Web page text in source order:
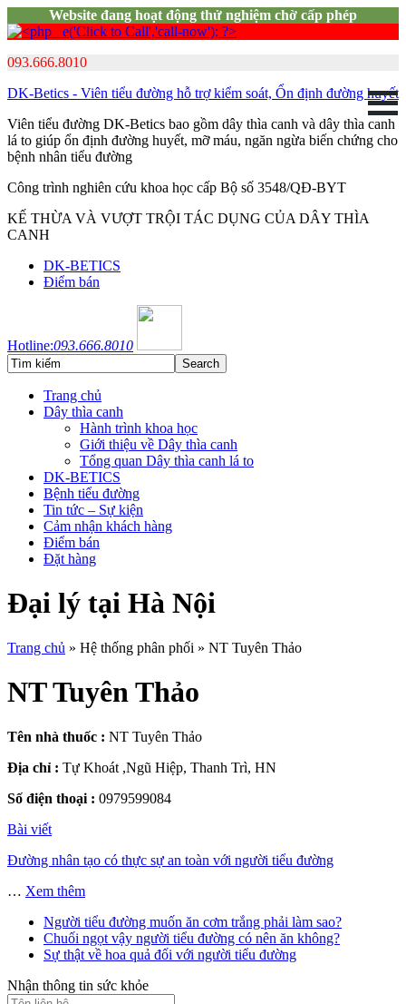
Website đang hoạt động thử nghiệm chờ cấp phép
093.666.8010
DK-Betics - Viên tiểu đường hỗ trợ kiểm soát, Ổn định đường huyết
Viên tiểu đường DK-Betics bao gồm dây thìa canh và dây thìa canh
lá to giúp ổn định đường huyết, mỡ máu, ngăn ngừa biến chứng cho
bệnh nhân tiểu đường
Công trình nghiên cứu khoa học cấp Bộ số 3548/QĐ-BYT
KẾ THỪA VÀ VƯỢT TRỘI TÁC DỤNG CỦA DÂY THÌA
CANH
DK-BETICS
Điểm bán
Hotline:093.666.8010
Trang chủ
Dây thìa canh
Hành trình khoa học
Giới thiệu về Dây thìa canh
Tổng quan Dây thìa canh lá to
DK-BETICS
Bệnh tiểu đường
Tin tức – Sự kiện
Cảm nhận khách hàng
Điểm bán
Đặt hàng
Đại lý tại Hà Nội
Trang chủ » Hệ thống phân phối » NT Tuyên Thảo
NT Tuyên Thảo
Tên nhà thuốc : NT Tuyên Thảo
Địa chỉ : Tự Khoát ,Ngũ Hiệp, Thanh Trì, HN
Số điện thoại : 0979599084
Bài viết
Đường nhân tạo có thực sự an toàn với người tiểu đường
… Xem thêm
Người tiểu đường muốn ăn cơm trắng phải làm sao?
Chuối ngọt vậy người tiểu đường có nên ăn không?
Sự thật về hoa quả đối với người tiểu đường
Nhận thông tin sức khỏe